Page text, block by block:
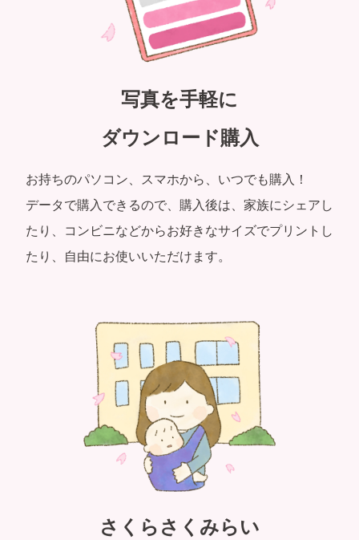
写真を手軽に
ダウンロード購入
お持ちのパソコン、スマホから、いつでも購入！
データで購入できるので、購入後は、家族にシェアし
たり、コンビニなどからお好きなサイズでプリントし
たり、自由にお使いいただけます。
さくらさくみらい